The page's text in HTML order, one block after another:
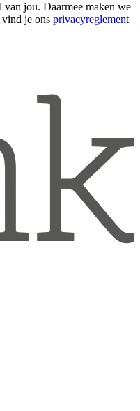
jou. Daarmee maken we
vind je ons privacyreglement